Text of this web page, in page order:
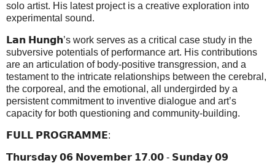
solo artist. His latest project is a creative exploration into
experimental sound.
𝗟𝗮𝗻 𝗛𝘂𝗻𝗴𝗵’s work serves as a critical case study in the
subversive potentials of performance art. His contributions
are an articulation of body-positive transgression, and a
testament to the intricate relationships between the cerebral,
the corporeal, and the emotional, all undergirded by a
persistent commitment to inventive dialogue and art’s
capacity for both questioning and community-building.
𝗙𝗨𝗟𝗟 𝗣𝗥𝗢𝗚𝗥𝗔𝗠𝗠𝗘:
𝗧𝗵𝘂𝗿𝘀𝗱𝗮𝘆 𝟬𝟲 𝗡𝗼𝘃𝗲𝗺𝗯𝗲𝗿 𝟭𝟳.𝟬𝟬 - 𝗦𝘂𝗻𝗱𝗮𝘆 𝟬𝟵